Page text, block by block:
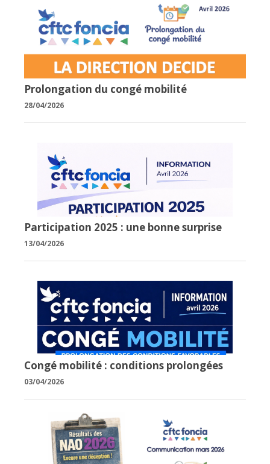
Prolongation du congé mobilité
28/04/2026
Participation 2025 : une bonne surprise
13/04/2026
Congé mobilité : conditions prolongées
03/04/2026